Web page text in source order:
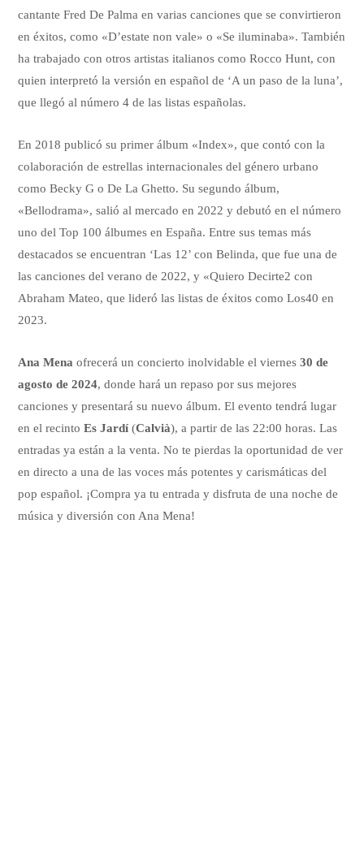
cantante Fred De Palma en varias canciones que se convirtieron
en éxitos, como «D’estate non vale» o «Se iluminaba». También
ha trabajado con otros artistas italianos como Rocco Hunt, con
quien interpretó la versión en español de ‘A un paso de la luna’,
que llegó al número 4 de las listas españolas.
En 2018 publicó su primer álbum «Index», que contó con la
colaboración de estrellas internacionales del género urbano
como Becky G o De La Ghetto. Su segundo álbum,
«Bellodrama», salió al mercado en 2022 y debutó en el número
uno del Top 100 álbumes en España. Entre sus temas más
destacados se encuentran ‘Las 12’ con Belinda, que fue una de
las canciones del verano de 2022, y «Quiero Decirte2 con
Abraham Mateo, que lideró las listas de éxitos como Los40 en
2023.
Ana Mena ofrecerá un concierto inolvidable el viernes30 de
agosto de 2024, donde hará un repaso por sus mejores
canciones y presentará su nuevo álbum. El evento tendrá lugar
en el recintoEs Jardí (Calvià), a partir de las 22:00 horas. Las
entradas ya están a la venta. No te pierdas la oportunidad de ver
en directo a una de las voces más potentes y carismáticas del
pop español. ¡Compra ya tu entrada y disfruta de una noche de
música y diversión con Ana Mena!